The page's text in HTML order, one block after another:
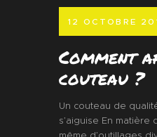
12 OCTOBRE
Comment
couteau ?
Un couteau de
s’aiguise En